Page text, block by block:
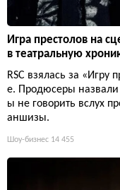
Игра престолов на
в театральную
RSC взялась за «Игру
е. Продюсеры назвали
ы не говорить вслух
аншизы.
Шоу-бизнес 14 455